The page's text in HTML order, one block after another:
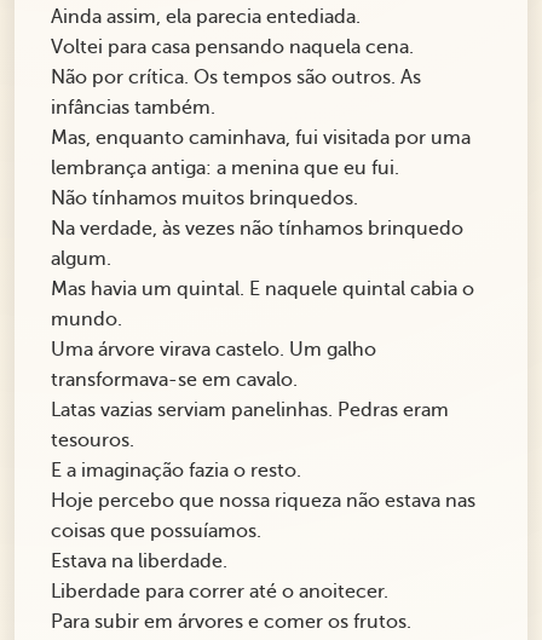
Ainda assim, ela parecia entediada.
Voltei para casa pensando naquela cena.
Não por crítica. Os tempos são outros. As
infâncias também.
Mas, enquanto caminhava, fui visitada por uma
lembrança antiga: a menina que eu fui.
Não tínhamos muitos brinquedos.
Na verdade, às vezes não tínhamos brinquedo
algum.
Mas havia um quintal. E naquele quintal cabia o
mundo.
Uma árvore virava castelo. Um galho
transformava-se em cavalo.
Latas vazias serviam panelinhas. Pedras eram
tesouros.
E a imaginação fazia o resto.
Hoje percebo que nossa riqueza não estava nas
coisas que possuíamos.
Estava na liberdade.
Liberdade para correr até o anoitecer.
Para subir em árvores e comer os frutos.